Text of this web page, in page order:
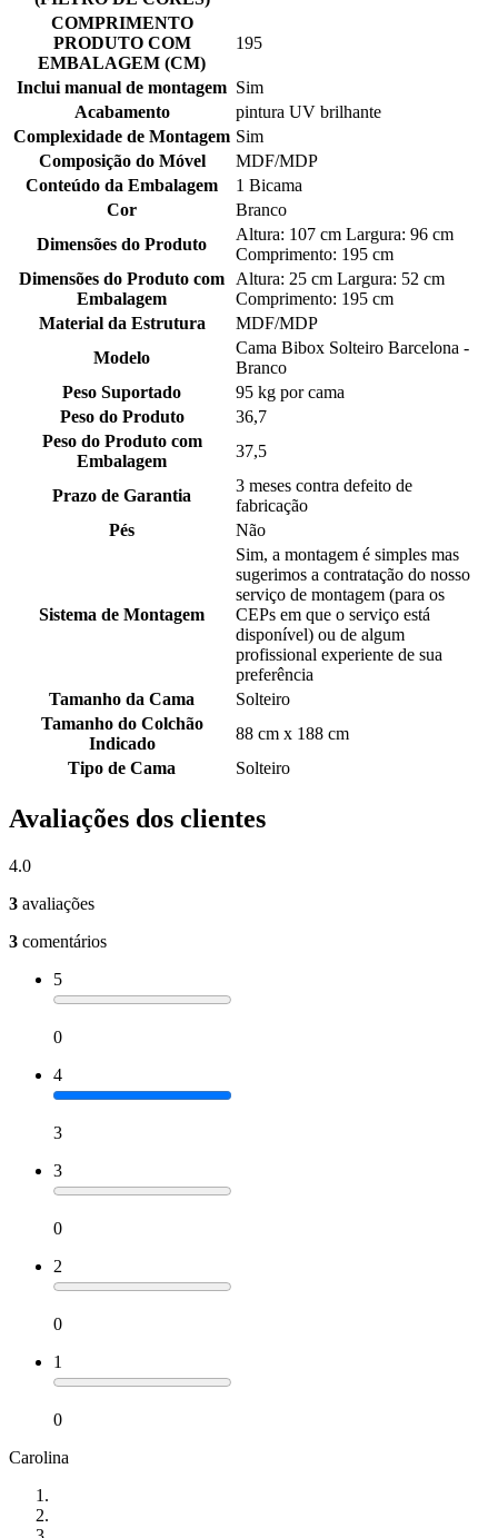
COMPRIMENTO
PRODUTO COM
EMBALAGEM (CM)
195
Inclui manual de montagem Sim
Acabamento
pintura UV brilhante
Complexidade de Montagem Sim
Composição do Móvel
MDF/MDP
Conteúdo da Embalagem
1 Bicama
Cor
Branco
Dimensões do Produto
Altura: 107 cm Largura: 96 cm
Comprimento: 195 cm
Dimensões do Produto com
Embalagem
Altura: 25 cm Largura: 52 cm
Comprimento: 195 cm
Material da Estrutura
MDF/MDP
Modelo
Cama Bibox Solteiro Barcelona -
Branco
Peso Suportado
95 kg por cama
Peso do Produto
36,7
Peso do Produto com
Embalagem
37,5
Prazo de Garantia
3 meses contra defeito de
fabricação
Pés
Não
Sistema de Montagem
Sim, a montagem é simples mas
sugerimos a contratação do nosso
serviço de montagem (para os
CEPs em que o serviço está
disponível) ou de algum
profissional experiente de sua
preferência
Tamanho da Cama
Solteiro
Tamanho do Colchão
Indicado
88 cm x 188 cm
Tipo de Cama
Solteiro
Avaliações dos clientes
4.0
3 avaliações
3 comentários
5
0
4
3
3
0
2
0
1
0
Carolina